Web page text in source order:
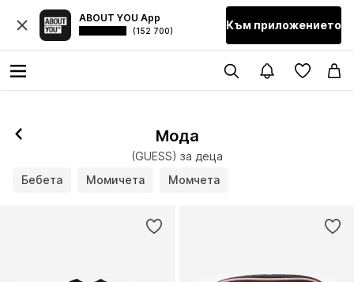
ABOUT YOU App
(152 700) Към приложението
Мода
(GUESS) за деца
Бебета
Момичета Момчета